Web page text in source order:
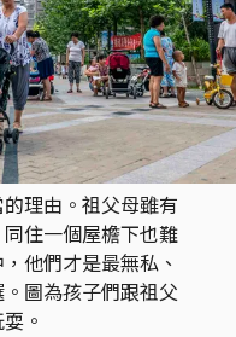
理由。祖父母雖有
住一個屋檐下也難
他們才是最無私、
圖為孩子們跟祖父
。